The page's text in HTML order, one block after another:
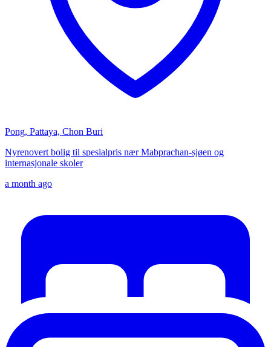
Pong, Pattaya, Chon Buri
Nyrenovert bolig til spesialpris nær Mabprachan-sjøen og
internasjonale skoler
a month ago